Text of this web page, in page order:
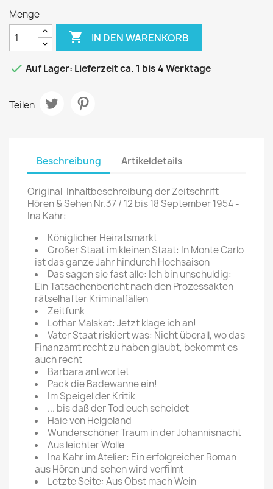
Menge
 IN DEN WARENKORB
 Auf Lager: Lieferzeit ca. 1 bis 4 Werktage
Teilen
Beschreibung Artikeldetails
Original-Inhaltbeschreibung der Zeitschrift
Hören & Sehen Nr.37 / 12 bis 18 September 1954 -
Ina Kahr:
Königlicher Heiratsmarkt
Großer Staat im kleinen Staat: In Monte Carlo
ist das ganze Jahr hindurch Hochsaison
Das sagen sie fast alle: Ich bin unschuldig:
Ein Tatsachenbericht nach den Prozessakten
rätselhafter Kriminalfällen
Zeitfunk
Lothar Malskat: Jetzt klage ich an!
Vater Staat riskiert was: Nicht überall, wo das
Finanzamt recht zu haben glaubt, bekommt es
auch recht
Barbara antwortet
Pack die Badewanne ein!
Im Speigel der Kritik
... bis daß der Tod euch scheidet
Haie von Helgoland
Wunderschöner Traum in der Johannisnacht
Aus leichter Wolle
Ina Kahr im Atelier: Ein erfolgreicher Roman
aus Hören und sehen wird verfilmt
Letzte Seite: Aus Obst mach Wein